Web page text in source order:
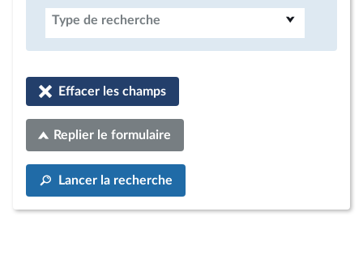
Type de recherche
Effacer les champs
Replier le formulaire
Lancer la recherche